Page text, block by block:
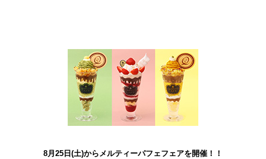
8月25日(土)からメルティーパフェフェアを開催！！